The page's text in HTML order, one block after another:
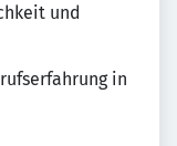
und
in